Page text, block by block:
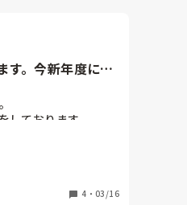
す。今新年度に向
ております。
とがあります！
れば
、
4 ・ 03/16